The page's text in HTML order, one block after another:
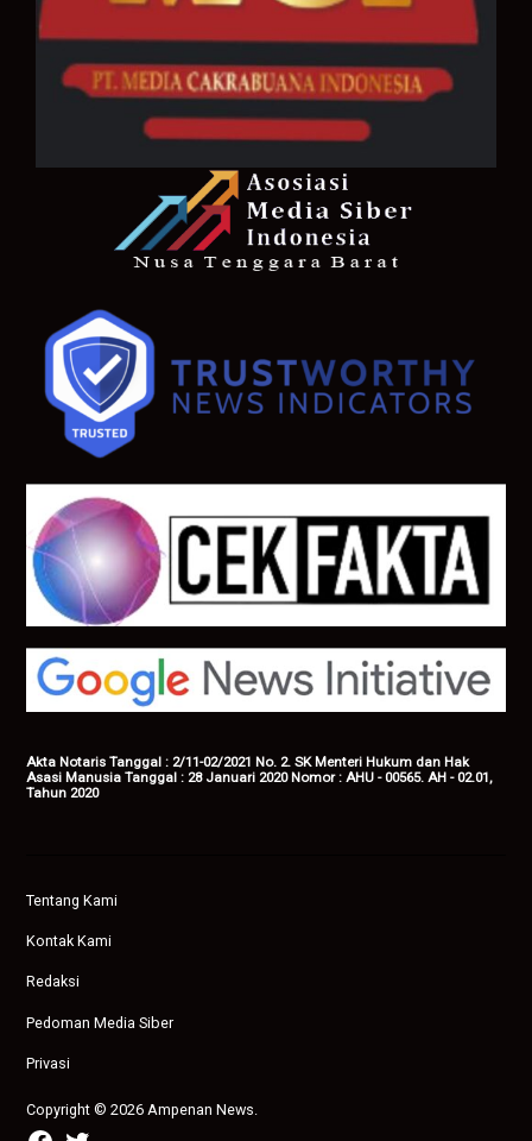
Akta Notaris Tanggal : 2/11-02/2021 No. 2. SK Menteri Hukum dan Hak
Asasi Manusia Tanggal : 28 Januari 2020 Nomor : AHU - 00565. AH - 02.01,
Tahun 2020
Tentang Kami
Kontak Kami
Redaksi
Pedoman Media Siber
Privasi
Copyright © 2026 Ampenan News.